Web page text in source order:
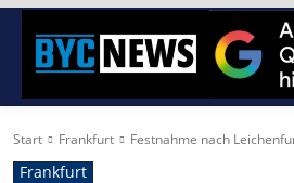
Start Frankfurt Festnahme nach
Frankfurt